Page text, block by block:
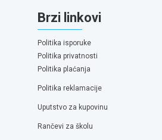
Brzi linkovi
Politika isporuke
Politika privatnosti
Politika plaćanja
Politika reklamacije
Uputstvo za kupovinu
Rančevi za školu